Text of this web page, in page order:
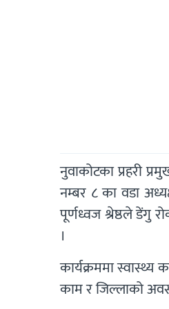
नुवाकोटका प्रहरी
नम्बर ८ का वडा
पूर्णध्वज श्रेष्ठले डेंगु
।
कार्यक्रममा
काम र जिल्लाको